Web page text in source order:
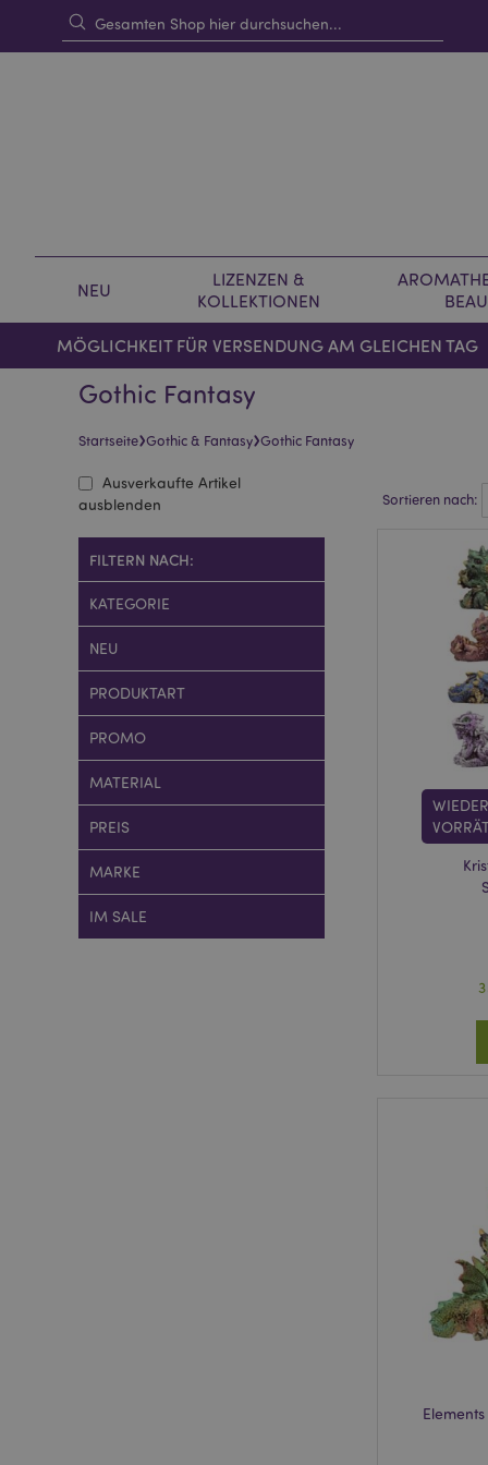
NEU
LIZENZEN &
KOLLEKTIONEN
MÖGLICHKEIT FÜR VERSENDUNG AM GLEICHEN TAG
Gothic Fantasy
Startseite›Gothic & Fantasy›Gothic Fantasy
Sortieren nach:
WIEDER
Ausverkaufte Artikel
ausblenden
FILTERN NACH:
KATEGORIE
NEU
PRODUKTART
PROMO
MATERIAL
PREIS
MARKE
IM SALE